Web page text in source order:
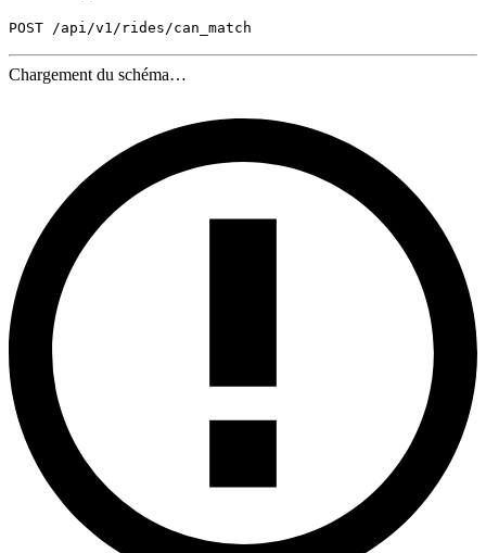
POST /api/v1/rides/can_match
Chargement du schéma…